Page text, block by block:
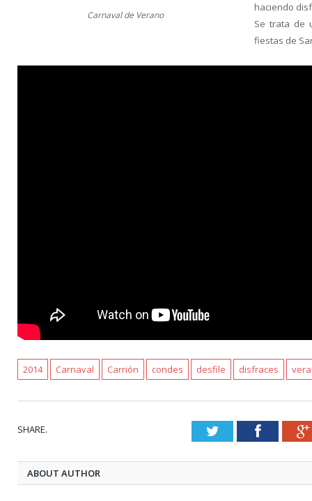
Carnaval de Verano
haciendo
Se trata de
fiestas de
2014 Carnaval Carrión condes desfile disfraces
SHARE. Twitter
ABOUT AUTHOR